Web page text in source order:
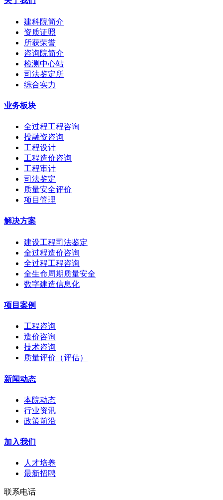
建科院简介
资质证照
所获荣誉
咨询院简介
检测中心站
司法鉴定所
综合实力
业务板块
全过程工程咨询
投融资咨询
工程设计
工程造价咨询
工程审计
司法鉴定
质量安全评价
项目管理
解决方案
建设工程司法鉴定
全过程造价咨询
全过程工程咨询
全生命周期质量安全
数字建造信息化
项目案例
工程咨询
造价咨询
技术咨询
质量评价（评估）
新闻动态
本院动态
行业资讯
政策前沿
加入我们
人才培养
最新招聘
联系电话